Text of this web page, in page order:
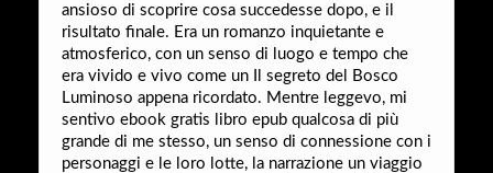
ansioso di scoprire cosa succedesse dopo, e il
risultato finale. Era un romanzo inquietante e
atmosferico, con un senso di luogo e tempo che
era vivido e vivo come un Il segreto del Bosco
Luminoso appena ricordato. Mentre leggevo, mi
sentivo ebook gratis libro epub qualcosa di più
grande di me stesso, un senso di connessione con i
personaggi e le loro lotte, la narrazione un viaggio